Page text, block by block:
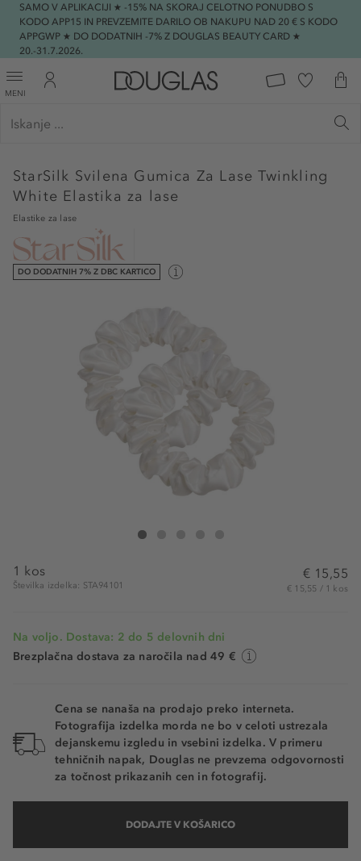
SAMO V APLIKACIJI ★ -15% NA SKORAJ CELOTNO PONUDBO S
KODO APP15 IN PREVZEMITE DARILO OB NAKUPU NAD 20 € S KODO
APPGWP ★ DO DODATNIH -7% Z DOUGLAS BEAUTY CARD ★
20.-31.7.2026.
MENI
StarSilk Svilena Gumica Za Lase Twinkling
White Elastika za lase
Elastike za lase
DO DODATNIH 7% Z DBC KARTICO
StarSilk Svilena Gumica Za Lase Twinkling White
1 kos
Številka izdelka: STA94101
€ 15,55
€ 15,55 / 1 kos
Na voljo. Dostava: 2 do 5 delovnih dni
Brezplačna dostava za naročila nad 49 €
Cena se nanaša na prodajo preko interneta.
Fotografija izdelka morda ne bo v celoti ustrezala
dejanskemu izgledu in vsebini izdelka. V primeru
tehničnih napak, Douglas ne prevzema odgovornosti
za točnost prikazanih cen in fotografij.
DODAJTE V KOŠARICO